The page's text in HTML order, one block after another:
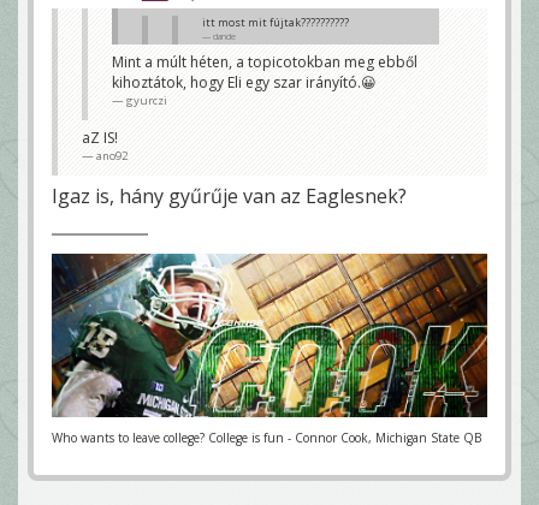
itt most mit fújtak??????????
dande
Ineligible man downfield and that big pass
play comes back.
Mint a múlt héten, a topicotokban meg ebből
kihoztátok, hogy Eli egy szar irányító.😀
gyurczi
aZ IS!
ano92
Igaz is, hány gyűrűje van az Eaglesnek?
Who wants to leave college? College is fun - Connor Cook, Michigan State QB